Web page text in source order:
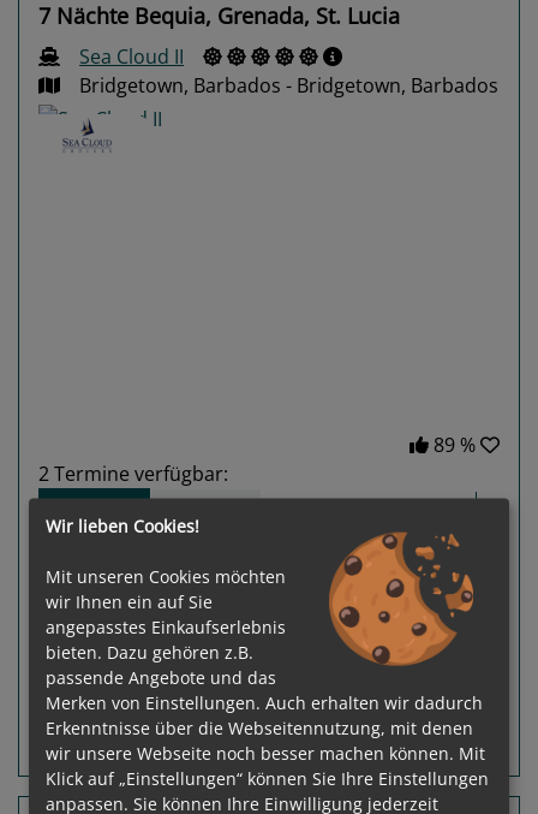
7 Nächte Bequia, Grenada, St. Lucia
Sea Cloud II
Bridgetown, Barbados - Bridgetown, Barbados
89 %
2Termine verfügbar:
08.12.26
15.12.26
08.12.2026 - 15.12.2026
Leistungspakete
p. P. € 4.800,-
zur Reise
Routeninfos Terminübersicht
Wir lieben Cookies!
Mit unseren Cookies möchten
wir Ihnen ein auf Sie
angepasstes Einkaufserlebnis
bieten. Dazu gehören z.B.
passende Angebote und das
Merken von Einstellungen. Auch erhalten wir dadurch
Erkenntnisse über die Webseitennutzung, mit denen
wir unsere Webseite noch besser machen können. Mit
Klick auf „Einstellungen“ können Sie Ihre Einstellungen
anpassen. Sie können Ihre Einwilligung jederzeit